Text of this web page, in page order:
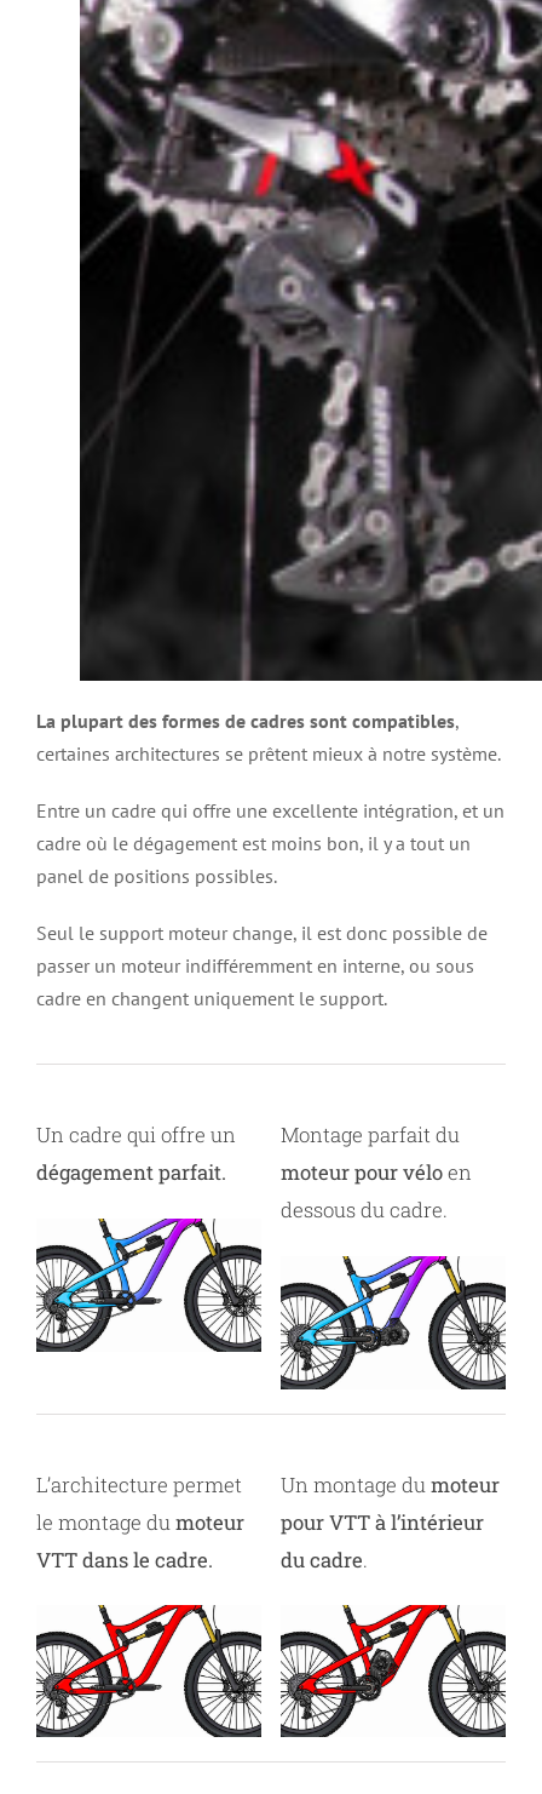
La plupart des formes de cadres sont compatibles,
certaines architectures se prêtent mieux à notre système.
Entre un cadre qui offre une excellente intégration, et un
cadre où le dégagement est moins bon, il y a tout un
panel de positions possibles.
Seul le support moteur change, il est donc possible de
passer un moteur indifféremment en interne, ou sous
cadre en changent uniquement le support.
Un cadre qui offre un
dégagement parfait.
Montage parfait du
moteur pour véloen
dessous du cadre.
L’architecture permet
le montage dumoteur
VTT dans le cadre.
Un montage dumoteur
pour VTT à l’intérieur
du cadre.